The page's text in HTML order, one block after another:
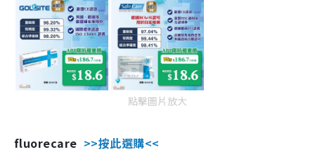
點擊圖片放大
fluorecare >>按此選購<<